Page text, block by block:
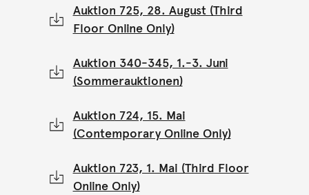
Auktion 725, 28. August (Third
Floor Online Only)
Auktion 340-345, 1.-3. Juni
(Sommerauktionen)
Auktion 724, 15. Mai
(Contemporary Online Only)
Auktion 723, 1. Mai (Third Floor
Online Only)